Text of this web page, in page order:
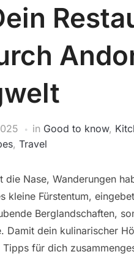
in Good to know,
, Travel
Nase, Wanderungen
kleine Fürstentum,
Berglandschaften,
Damit dein kulinarischer
für dich